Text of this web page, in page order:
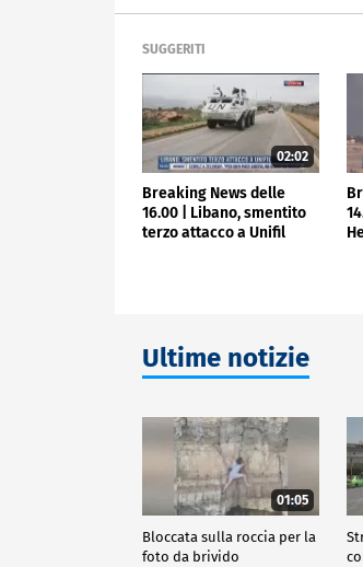
SUGGERITI
02:02
Breaking News delle
16.00 | Libano, smentito
terzo attacco a Unifil
Ultime notizie
01:05
Bloccata sulla roccia per la
foto da brivido